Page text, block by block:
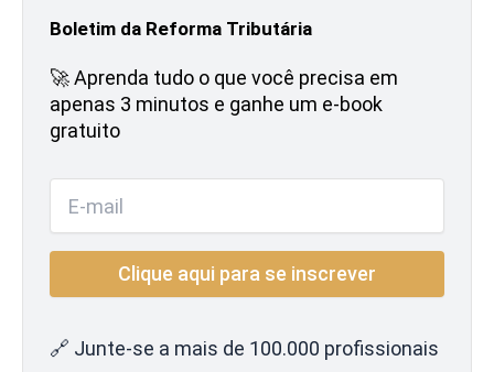
Boletim da Reforma Tributária
🚀 Aprenda tudo o que você precisa em
apenas 3 minutos e ganhe um e-book
gratuito
🔗 Junte-se a mais de 100.000 profissionais